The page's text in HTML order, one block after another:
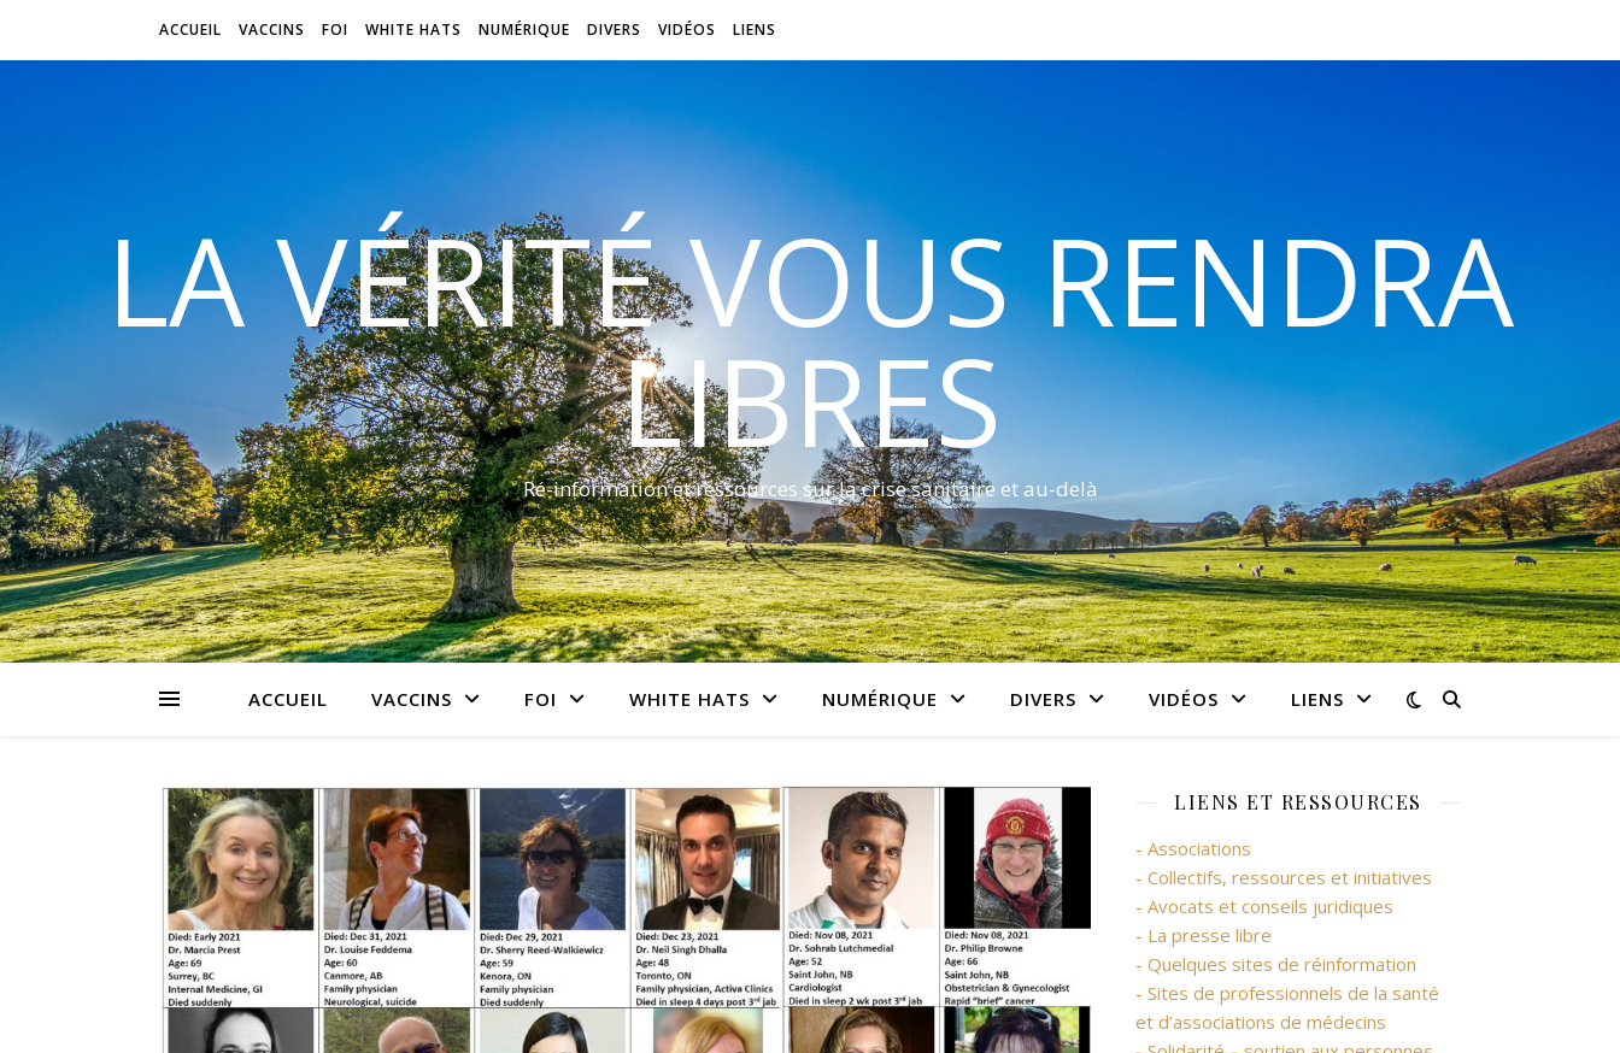
ACCUEIL VACCINS FOI WHITE HATS NUMÉRIQUE DIVERS VIDÉOS LIENS
LA VÉRITÉ VOUS RENDRA
LIBRES
Ré-information et ressources sur la crise sanitaire et au-delà
ACCUEIL VACCINS FOI WHITE HATS NUMÉRIQUE DIVERS VIDÉOS LIENS
LIENS ET RESSOURCES
- Associations
- Collectifs, ressources et initiatives
- Avocats et conseils juridiques
- La presse libre
- Quelques sites de réinformation
- Sites de professionnels de la santé
et d’associations de médecins